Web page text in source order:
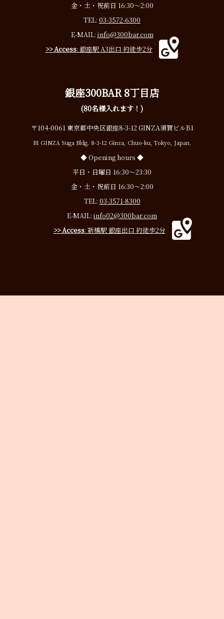
金・土・祝前日 16:30〜2:00
TEL: 03-3572-6300
E-MAIL: info@300bar.com
>> Access: 銀座駅 A3出口 約徒歩2分
銀座300BAR 8丁目店
(80名様入れます！)
〒104-0061 東京都中央区銀座8-3-12 GINZA須賀ビルB1
B1 GINZA Suga Bldg. 8-3-12 Ginza, Chuo-ku, Tokyo, Japan.
◆ Opening hours ◆
平日・日曜日 16:30〜23:30
金・土・祝前日 16:30〜2:00
TEL: 03-3571-8300
E-MAIL: info02@300bar.com
>> Access: 新橋駅 銀座出口 約徒歩2分